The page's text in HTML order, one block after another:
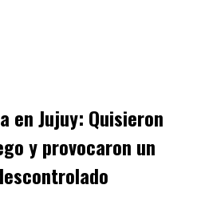
en Jujuy: Quisieron
y provocaron un